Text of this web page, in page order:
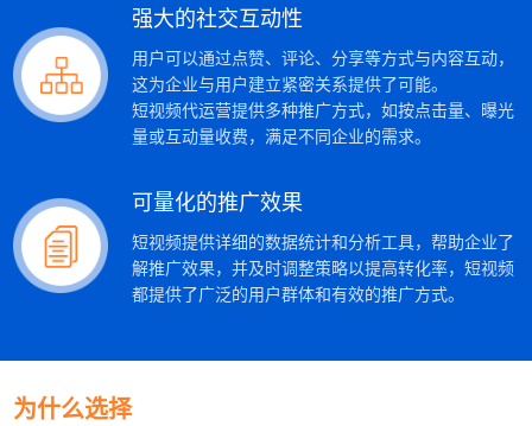
强大的社交互动性
用户可以通过点赞、评论、分享等方式与内容互动，
这为企业与用户建立紧密关系提供了可能。
短视频代运营提供多种推广方式，如按点击量、曝光
量或互动量收费，满足不同企业的需求。
可量化的推广效果
短视频提供详细的数据统计和分析工具，帮助企业了
解推广效果，并及时调整策略以提高转化率，短视频
都提供了广泛的用户群体和有效的推广方式。
为什么选择